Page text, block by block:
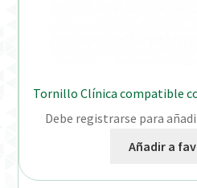
Tornillo Clínica compatible
Debe registrarse para
Añadir a